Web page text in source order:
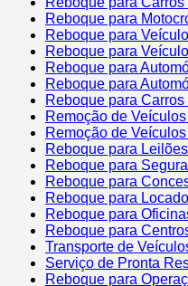
Reboque para
Reboque para
Reboque para
Reboque para
Reboque para
Reboque para
Remoção de
Remoção de
Reboque para Leilões
Reboque para
Reboque para
Reboque para
Reboque para
Reboque para
Transporte de
Serviço de Pronta
Reboque para